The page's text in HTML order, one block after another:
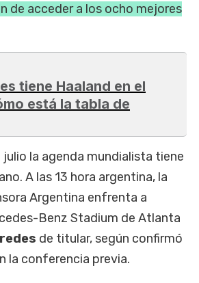
de acceder a los ocho mejores
tiene Haaland en el
está la tabla de
la agenda mundialista tiene
A las 13 hora argentina, la
Argentina enfrenta a
Benz Stadium de Atlanta
de titular, según confirmó
la conferencia previa.